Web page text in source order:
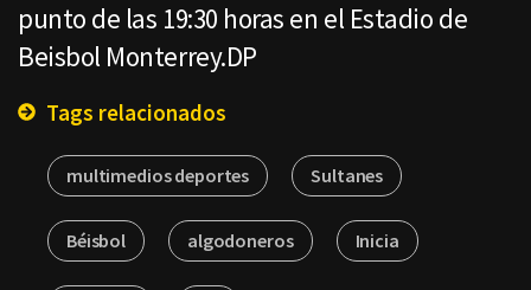
punto de las 19:30 horas en el Estadio de
Beisbol Monterrey.DP
Tags relacionados
multimedios deportes Sultanes
Béisbol algodoneros Inicia